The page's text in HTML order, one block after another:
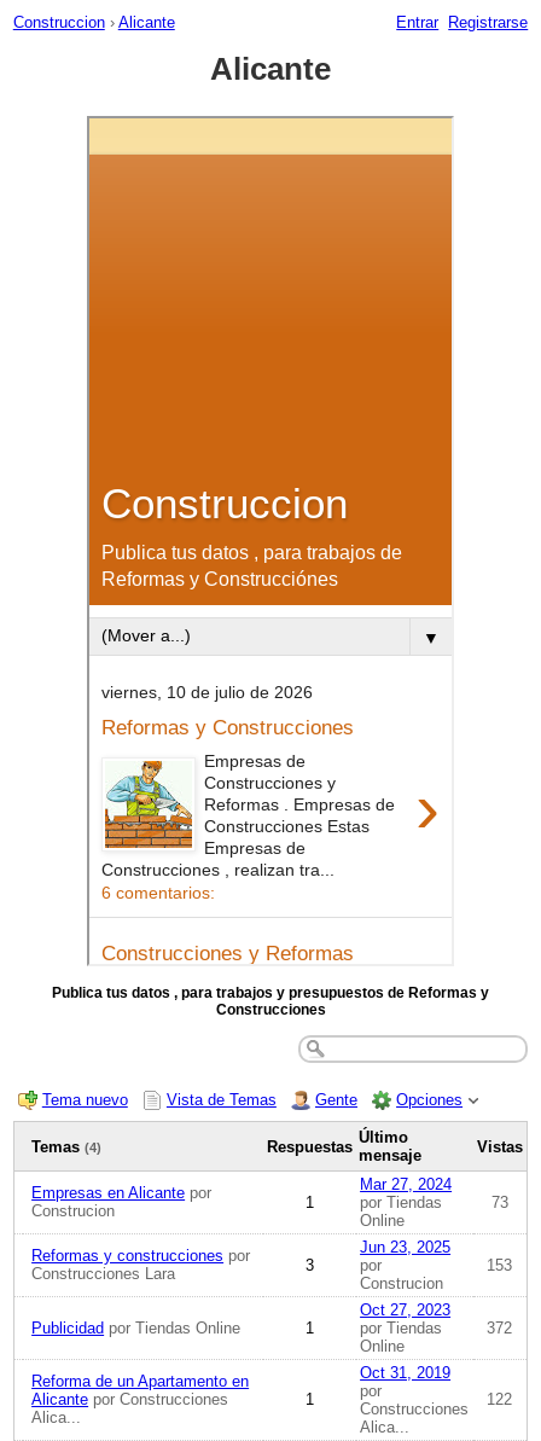
Construccion › Alicante Entrar Registrarse
Alicante
Publica tus datos , para trabajos y presupuestos de Reformas y
Construcciones
Tema nuevo Vista de Temas Gente Opciones
Temas(4) Respuestas
Último
mensaje
Vistas
Empresas en Alicante por
Construcion
1
Mar 27, 2024
por Tiendas
Online
73
Reformas y construcciones por
Construcciones Lara
3
Jun 23, 2025
por
Construcion
153
Publicidad por Tiendas Online 1
Oct 27, 2023
por Tiendas
Online
372
Reforma de un Apartamento en
Alicante por Construcciones
Alica...
1
Oct 31, 2019
por
Construcciones
Alica...
122